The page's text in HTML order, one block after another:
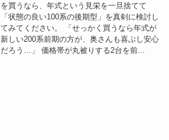
を買うなら、年式という見栄を一旦捨てて
「状態の良い100系の後期型」を真剣に検討し
てみてください。 「せっかく買うなら年式が
新しい200系前期の方が、奥さんも喜ぶし安心
だろう…」 価格帯が丸被りする2台を前...